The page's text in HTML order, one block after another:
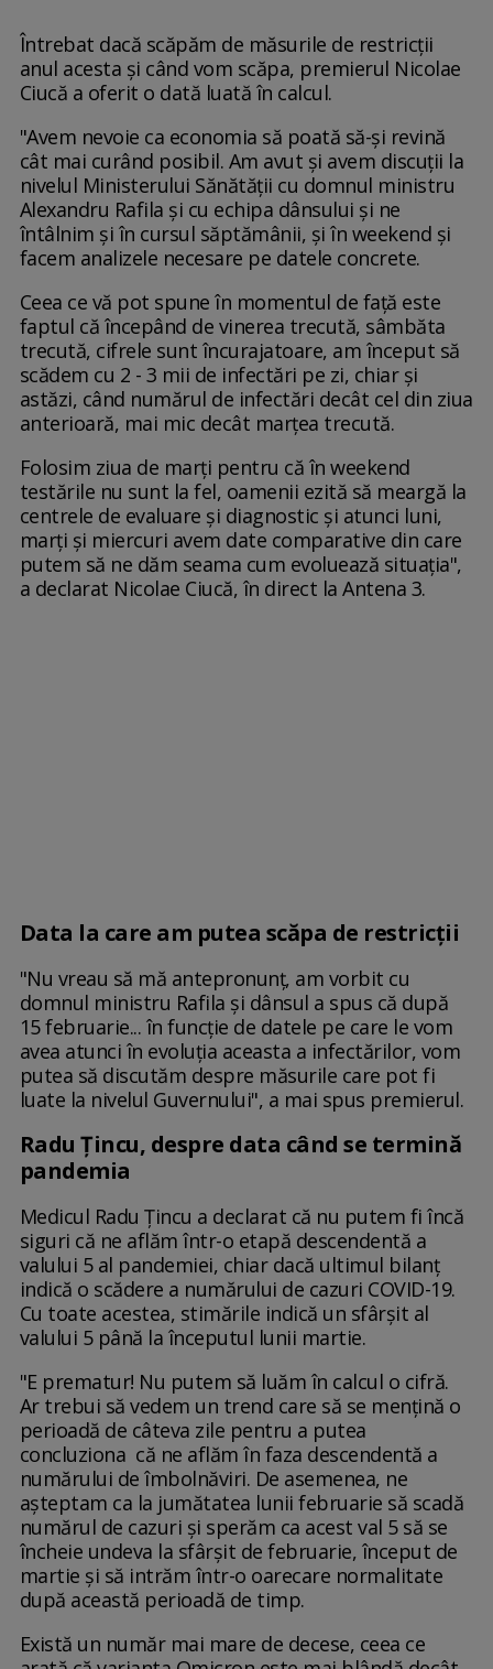
Întrebat dacă scăpăm de măsurile de restricții
anul acesta și când vom scăpa, premierul Nicolae
Ciucă a oferit o dată luată în calcul.
"Avem nevoie ca economia să poată să-și revină
cât mai curând posibil. Am avut și avem discuții la
nivelul Ministerului Sănătății cu domnul ministru
Alexandru Rafila și cu echipa dânsului și ne
întâlnim și în cursul săptămânii, și în weekend și
facem analizele necesare pe datele concrete.
Ceea ce vă pot spune în momentul de față este
faptul că începând de vinerea trecută, sâmbăta
trecută, cifrele sunt încurajatoare, am început să
scădem cu 2 - 3 mii de infectări pe zi, chiar și
astăzi, când numărul de infectări decât cel din ziua
anterioară, mai mic decât marțea trecută.
Folosim ziua de marți pentru că în weekend
testările nu sunt la fel, oamenii ezită să meargă la
centrele de evaluare și diagnostic și atunci luni,
marți și miercuri avem date comparative din care
putem să ne dăm seama cum evoluează situația",
a declarat Nicolae Ciucă, în direct la Antena 3.
Data la care am putea scăpa de restricții
"Nu vreau să mă antepronunț, am vorbit cu
domnul ministru Rafila și dânsul a spus că după
15 februarie... în funcție de datele pe care le vom
avea atunci în evoluția aceasta a infectărilor, vom
putea să discutăm despre măsurile care pot fi
luate la nivelul Guvernului", a mai spus premierul.
Radu Țincu, despre data când se termină
pandemia
Medicul Radu Țincu a declarat că nu putem fi încă
siguri că ne aflăm într-o etapă descendentă a
valului 5 al pandemiei, chiar dacă ultimul bilanț
indică o scădere a numărului de cazuri COVID-19.
Cu toate acestea, stimările indică un sfârșit al
valului 5 până la începutul lunii martie.
"E prematur! Nu putem să luăm în calcul o cifră.
Ar trebui să vedem un trend care să se mențină o
perioadă de câteva zile pentru a putea
concluziona că ne aflăm în faza descendentă a
numărului de îmbolnăviri. De asemenea, ne
așteptam ca la jumătatea lunii februarie să scadă
numărul de cazuri și sperăm ca acest val 5 să se
încheie undeva la sfârșit de februarie, început de
martie și să intrăm într-o oarecare normalitate
după această perioadă de timp.
Există un număr mai mare de decese, ceea ce